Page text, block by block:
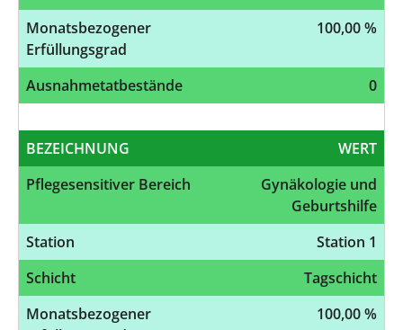
Monatsbezogener
Erfüllungsgrad
100,00 %
Ausnahmetatbestände 0
BEZEICHNUNG
WERT
Pflegesensitiver Bereich
Gynäkologie und
Geburtshilfe
Station
Station 1
Schicht
Tagschicht
Monatsbezogener
100,00 %